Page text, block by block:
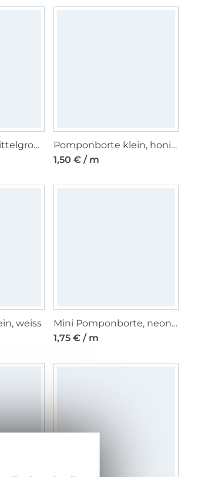
Pomponborte mittelgroß, 20 mm, wollweiss
Pomponborte klein, honiggelb
1,50 € / m
weiss
Mini Pomponborte, neongrün 10 mm
1,75 € / m